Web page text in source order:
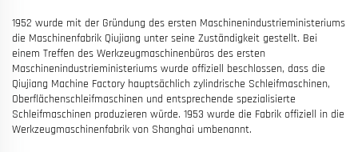
1952 wurde mit der Gründung des ersten Maschinenindustrieministeriums
die Maschinenfabrik Qiujiang unter seine Zuständigkeit gestellt. Bei
einem Treffen des Werkzeugmaschinenbüros des ersten
Maschinenindustrieministeriums wurde offiziell beschlossen, dass die
Qiujiang Machine Factory hauptsächlich zylindrische Schleifmaschinen,
Oberflächenschleifmaschinen und entsprechende spezialisierte
Schleifmaschinen produzieren würde. 1953 wurde die Fabrik offiziell in die
Werkzeugmaschinenfabrik von Shanghai umbenannt.